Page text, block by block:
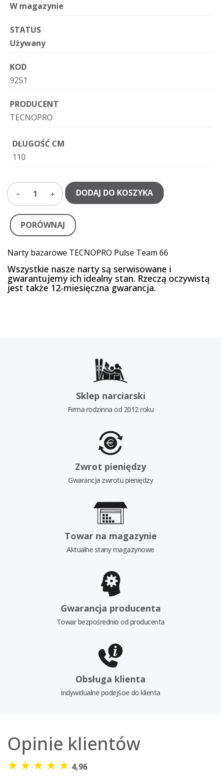
W magazynie
STATUS
Używany
KOD
9251
PRODUCENT
TECNOPRO
DŁUGOŚĆ CM
110
1 DODAJ DO KOSZYKA
PORÓWNAJ
Narty bazarowe TECNOPRO Pulse Team 66
Wszystkie nasze narty są serwisowane i
gwarantujemy ich idealny stan. Rzeczą oczywistą
jest także 12-miesięczna gwarancja.
Sklep narciarski
Firma rodzinna od 2012 roku
Zwrot pieniędzy
Gwarancja zwrotu pieniędzy
Towar na magazynie
Aktualne stany magazynowe
Gwarancja producenta
Towar bezpośrednio od producenta
Obsługa klienta
Indywidualne podejście do klienta
Opinie klientów
★ ★ ★ ★ ★ 4,96